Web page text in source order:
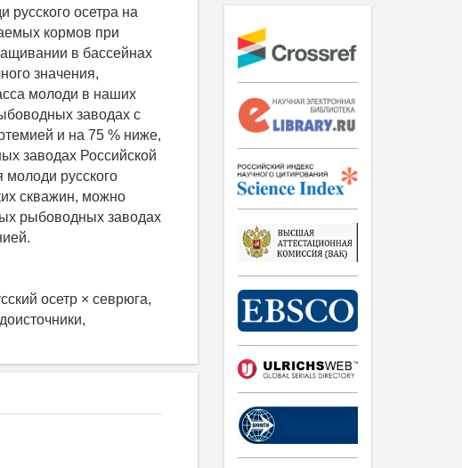
осетра на
кормов при
в бассейнах
значения,
молоди в наших
заводах с
и на 75 % ниже,
заводах Российской
русского
скважин, можно
рыбоводных заводах
осетр × севрюга,